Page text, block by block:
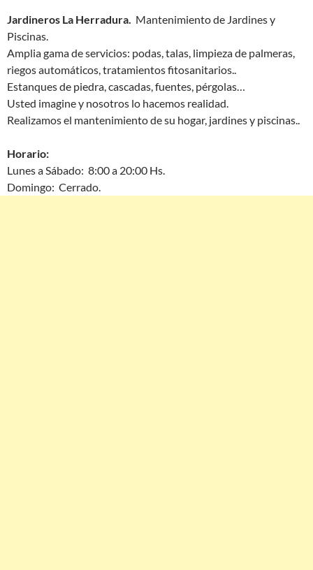
Jardineros La Herradura. Mantenimiento de Jardines y
Piscinas.
Amplia gama de servicios: podas, talas, limpieza de palmeras,
riegos automáticos, tratamientos fitosanitarios..
Estanques de piedra, cascadas, fuentes, pérgolas…
Usted imagine y nosotros lo hacemos realidad.
Realizamos el mantenimiento de su hogar, jardines y piscinas..
Horario:
Lunes a Sábado: 8:00 a 20:00 Hs.
Domingo: Cerrado.